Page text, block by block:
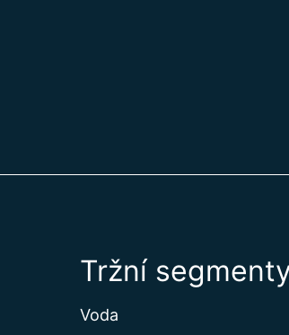
Tržní
Voda